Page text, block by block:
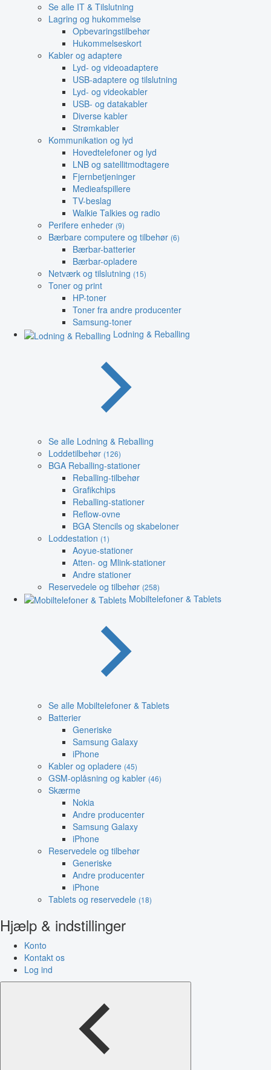
Se alle IT & Tilslutning
Lagring og hukommelse
Opbevaringstilbehør
Hukommelseskort
Kabler og adaptere
Lyd- og videoadaptere
USB-adaptere og tilslutning
Lyd- og videokabler
USB- og datakabler
Diverse kabler
Strømkabler
Kommunikation og lyd
Hovedtelefoner og lyd
LNB og satellitmodtagere
Fjernbetjeninger
Medieafspillere
TV-beslag
Walkie Talkies og radio
Perifere enheder (9)
Bærbare computere og tilbehør (6)
Bærbar-batterier
Bærbar-opladere
Netværk og tilslutning (15)
Toner og print
HP-toner
Toner fra andre producenter
Samsung-toner
Lodning & Reballing
Se alle Lodning & Reballing
Loddetilbehør (126)
BGA Reballing-stationer
Reballing-tilbehør
Grafikchips
Reballing-stationer
Reflow-ovne
BGA Stencils og skabeloner
Loddestation (1)
Aoyue-stationer
Atten- og Mlink-stationer
Andre stationer
Reservedele og tilbehør (258)
Mobiltelefoner & Tablets
Se alle Mobiltelefoner & Tablets
Batterier
Generiske
Samsung Galaxy
iPhone
Kabler og opladere (45)
GSM-oplåsning og kabler (46)
Skærme
Nokia
Andre producenter
Samsung Galaxy
iPhone
Reservedele og tilbehør
Generiske
Andre producenter
iPhone
Tablets og reservedele (18)
Hjælp & indstillinger
Konto
Kontakt os
Log ind